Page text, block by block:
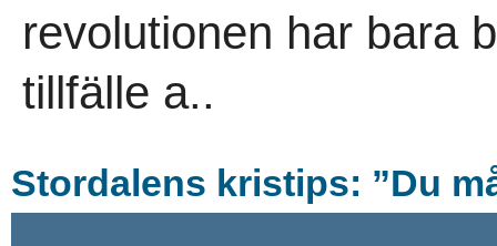
revolutionen har bara
tillfälle a..
Stordalens kristips: ”Du